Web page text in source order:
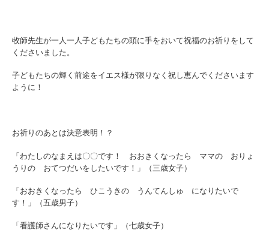
牧師先生が一人一人子どもたちの頭に手をおいて祝福のお祈りをして
くださいました。
子どもたちの輝く前途をイエス様が限りなく祝し恵んでくださいます
ように！
お祈りのあとは決意表明！？
「わたしのなまえは〇〇です！ おおきくなったら ママの おりょ
うりの おてつだいをしたいです！」（三歳女子）
「おおきくなったら ひこうきの うんてんしゅ になりたいで
す！」（五歳男子）
「看護師さんになりたいです」（七歳女子）